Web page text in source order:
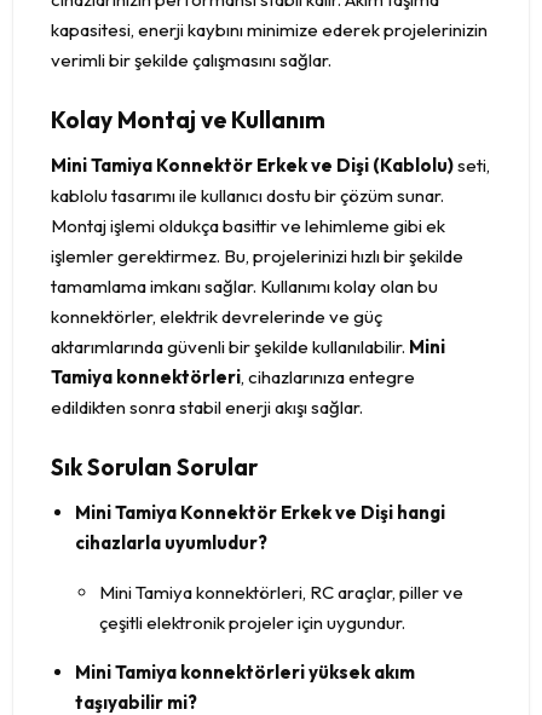
kapasitesi, enerji kaybını minimize ederek projelerinizin
verimli bir şekilde çalışmasını sağlar.
Kolay Montaj ve Kullanım
Mini Tamiya Konnektör Erkek ve Dişi (Kablolu)seti,
kablolu tasarımı ile kullanıcı dostu bir çözüm sunar.
Montaj işlemi oldukça basittir ve lehimleme gibi ek
işlemler gerektirmez. Bu, projelerinizi hızlı bir şekilde
tamamlama imkanı sağlar. Kullanımı kolay olan bu
konnektörler, elektrik devrelerinde ve güç
aktarımlarında güvenli bir şekilde kullanılabilir. Mini
Tamiya konnektörleri, cihazlarınıza entegre
edildikten sonra stabil enerji akışı sağlar.
Sık Sorulan Sorular
Mini Tamiya Konnektör Erkek ve Dişi hangi
cihazlarla uyumludur?
Mini Tamiya konnektörleri, RC araçlar, piller ve
çeşitli elektronik projeler için uygundur.
Mini Tamiya konnektörleri yüksek akım
taşıyabilir mi?